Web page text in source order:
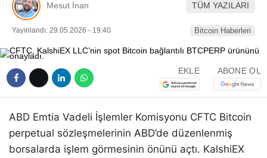
Mesut İnan TÜM YAZILARI
Yayınlandı: 29.05.2026 - 19:40 Bitcoin Haberleri
EKLE ABONE OL
ABD Emtia Vadeli İşlemler Komisyonu CFTC Bitcoin
perpetual sözleşmelerinin ABD’de düzenlenmiş
borsalarda işlem görmesinin önünü açtı. KalshiEX